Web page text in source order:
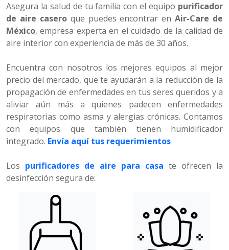
Asegura la salud de tu familia con el equipo purificador
de aire caseroque puedes encontrar enAir-Care de
México, empresa experta en el cuidado de la calidad de
aire interior con experiencia de más de 30 años.
Encuentra con nosotros los mejores equipos al mejor
precio del mercado, que te ayudarán a la reducción de la
propagación de enfermedades en tus seres queridos y a
aliviar aún más a quienes padecen enfermedades
respiratorias como asma y alergias crónicas. Contamos
con equipos que también tienen humidificador
integrado. Envía aquí tus requerimientos
Los purificadores de aire para casa te ofrecen la
desinfección segura de: